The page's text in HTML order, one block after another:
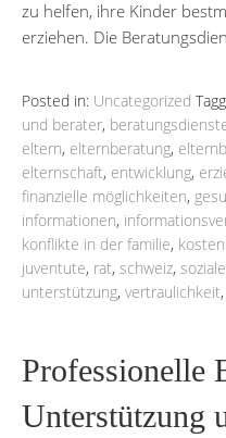
zu helfen, ihre Kinder
erziehen. Die
Posted in: Uncategorized
und berater,
eltern, elternberatung,
elternschaft, entwicklung,
finanzielle möglichkeiten,
informationen,
konflikte in der familie,
juventute, rat, schweiz,
unterstützung, vertraulichkeit,
Professionelle
Unterstützung